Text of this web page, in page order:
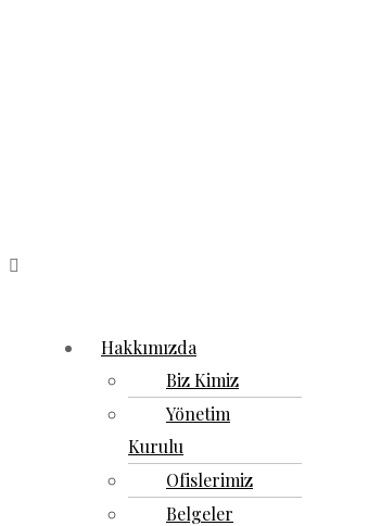
Hakkımızda
Biz Kimiz
Yönetim
Kurulu
Ofislerimiz
Belgeler